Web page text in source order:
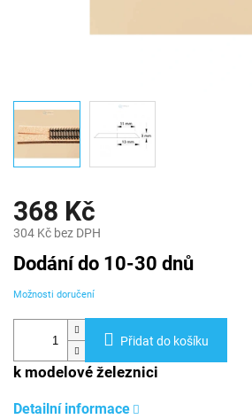
368 Kč
304 Kč bez DPH
Měrná
cena:
Dodání do 10-30 dnů
Možnosti doručení
Přidat do košíku
k modelové železnici
Detailní informace